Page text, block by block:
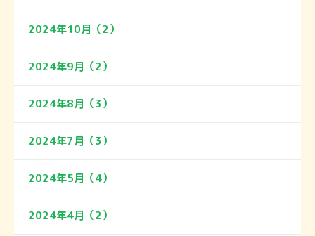
2024年10月（2）
2024年9月（2）
2024年8月（3）
2024年7月（3）
2024年5月（4）
2024年4月（2）